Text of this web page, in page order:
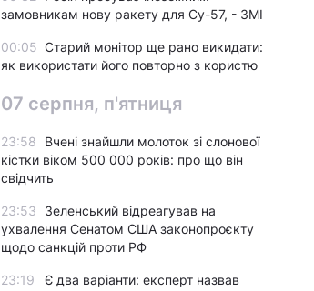
замовникам нову ракету для Су-57, - ЗМІ
00:05 Старий монітор ще рано викидати:
як використати його повторно з користю
07 серпня, п'ятниця
23:58
Вчені знайшли молоток зі слонової
кістки віком 500 000 років: про що він
свідчить
23:53
Зеленський відреагував на
ухвалення Сенатом США законопроєкту
щодо санкцій проти РФ
23:19
Є два варіанти: експерт назвав